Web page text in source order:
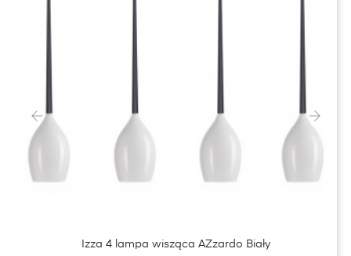
Izza 4 lampa wisząca AZzardo Biały
‹